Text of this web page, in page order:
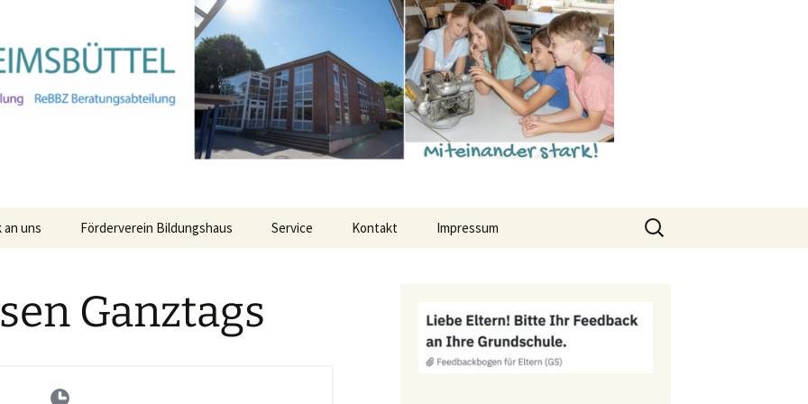
про
Leitungsteam
Kollegium
an uns Förderverein Bildungshaus Service Kontakt Impressum
Suchen
nach:
Ganztags